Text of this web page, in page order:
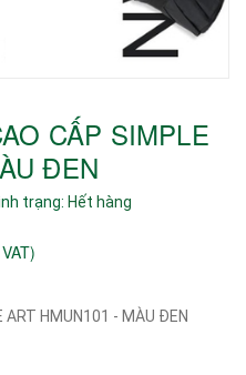
CẤP SIMPLE
ĐEN
trạng: Hết hàng
)